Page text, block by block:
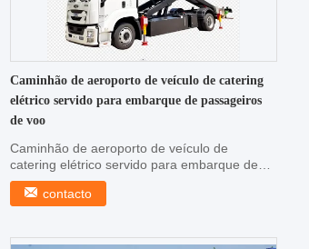
Caminhão de aeroporto de veículo de catering
elétrico servido para embarque de passageiros
de voo
Caminhão de aeroporto de veículo de
catering elétrico servido para embarque de
passageiros de voo ...
contacto